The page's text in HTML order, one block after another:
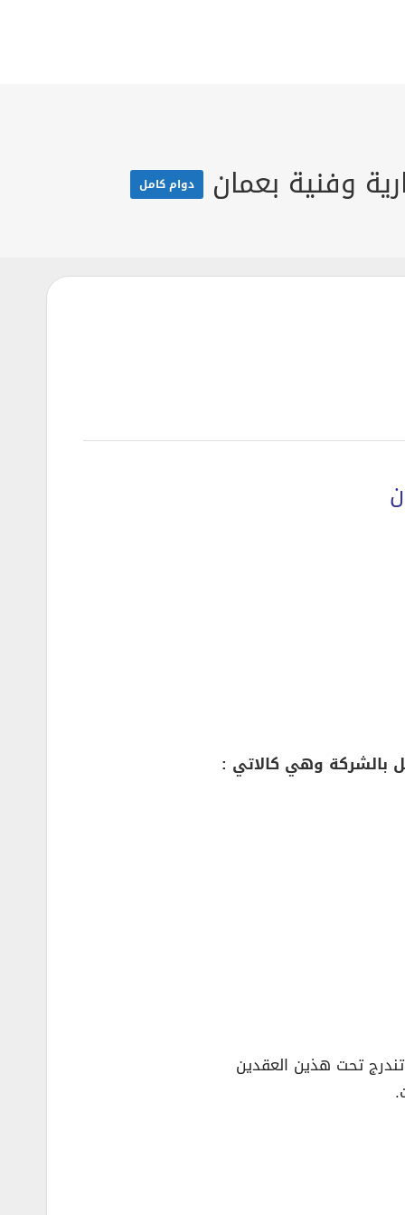
وفنية بعمان دوام كامل
بالشركة وهي كالاتي :
تحت هذين العقدين